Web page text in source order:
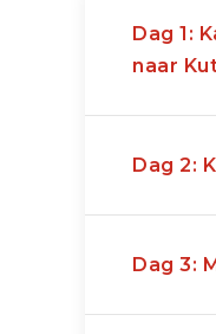
wordt voor
dagrugzak.
dichterbij
uitzichten
Beste
Dag 1:
naar
Dag 2:
Dag 3: